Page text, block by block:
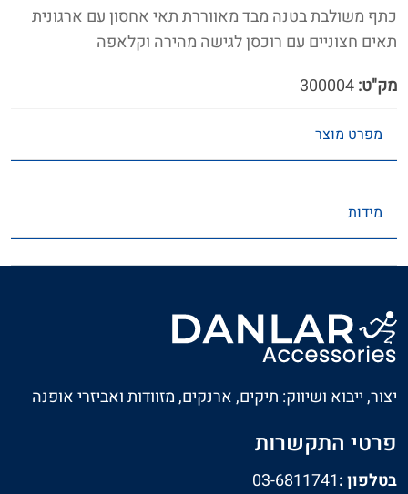
כתף משולבת בטנה מבד מאווררת תאי אחסון עם ארגונית
תאים חצוניים עם רוכסן לגישה מהירה וקלאפה
מק"ט:
מפרט מוצר
מידות
יצור, ייבוא ושיווק: תיקים, ארנקים, מזוודות ואביזרי אופנה
פרטי התקשרות
בטלפון :03-6811741